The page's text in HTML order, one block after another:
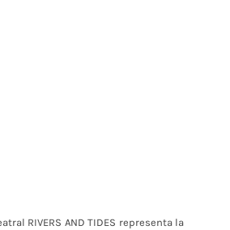
RIVERS AND TIDES representa la